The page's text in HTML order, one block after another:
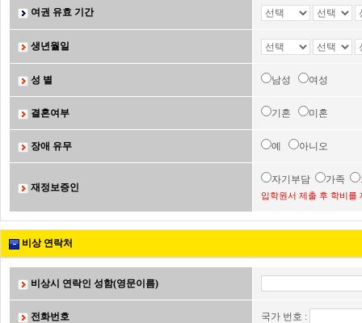
여권 유효 기간
생년월일
성 별 남성 여성
결혼여부 기혼 미혼
장애 유무 예 아니오
재정보증인
자기부담 가족
입학원서 제출 후 학비를
비상 연락처
비상시 연락인 성함(영문이름)
전화번호 국가 번호 :